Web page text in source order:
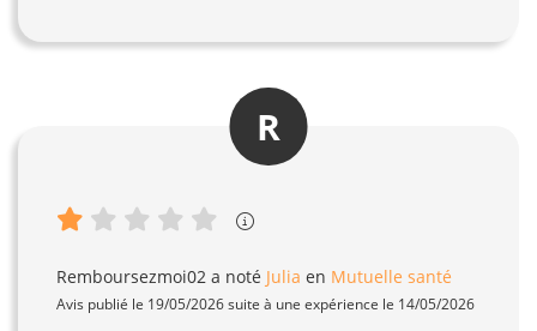
R
Remboursezmoi02 a noté Julia en Mutuelle santé
Avis publié le 19/05/2026 suite à une expérience le 14/05/2026